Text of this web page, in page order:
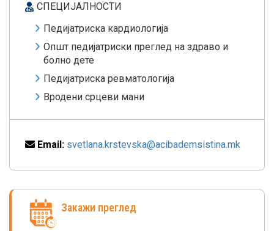
СПЕЦИЈАЛНОСТИ
Педијатриска кардиологија
Oпшт педијатриски преглед на здраво и
болно дете
Педијатриска ревматологија
Вродени срцеви мани
Email: svetlana.krstevska@acibademsistina.mk
Закажи преглед